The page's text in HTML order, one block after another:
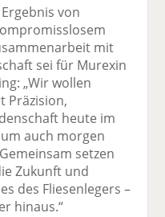
von
mit
sei für Murexin
„Wir wollen
Präzision,
heute im
auch morgen
setzen
Zukunft und
des Fliesenlegers –
hinaus.“